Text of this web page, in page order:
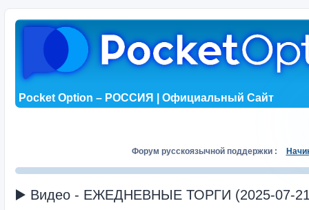
Pocket Option – РОССИЯ | Официальный Сайт
Форум русскоязычной поддержки :
▶️ Видео - ЕЖЕДНЕВНЫЕ ТОРГИ (2025-07-